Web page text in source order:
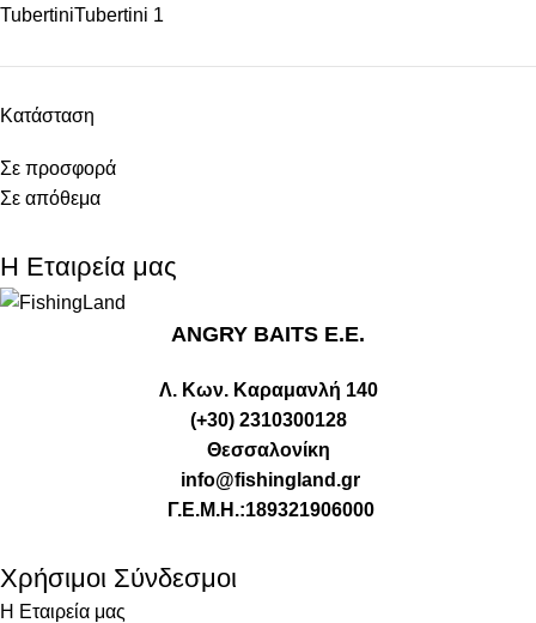
TubertiniTubertini 1
Κατάσταση
Σε προσφορά
Σε απόθεμα
Η Εταιρεία μας
ANGRY BAITS Ε.Ε.
Λ. Κων. Καραμανλή 140
(+30) 2310300128
Θεσσαλονίκη
info@fishingland.gr
Γ.Ε.Μ.Η.:189321906000
Χρήσιμοι Σύνδεσμοι
Η Εταιρεία μας